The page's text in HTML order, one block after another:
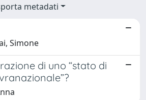
metadati
Simone
di uno “stato di